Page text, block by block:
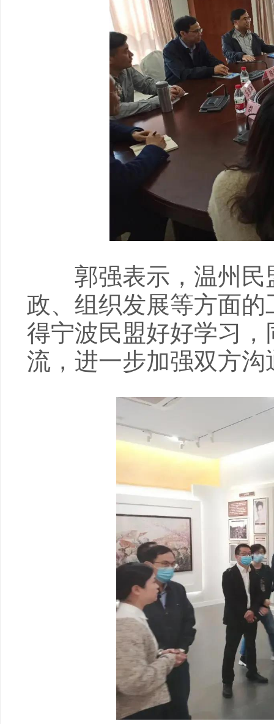
郭强表示，温州民
政、组织发展等方面
得宁波民盟好好学习
流，进一步加强双方沟